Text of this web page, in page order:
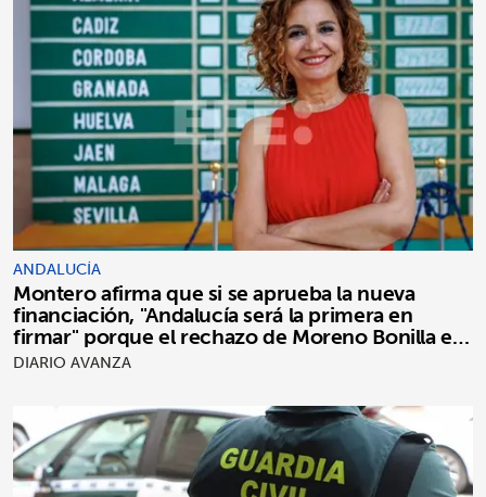
ANDALUCÍA
Montero afirma que si se aprueba la nueva
financiación, "Andalucía será la primera en
firmar" porque el rechazo de Moreno Bonilla es
"puro postureo"
DIARIO AVANZA